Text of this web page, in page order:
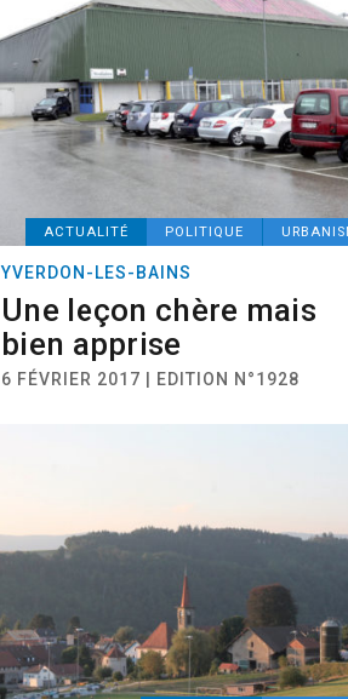
ACTUALITÉ POLITIQUE
YVERDON-LES-BAINS
Une leçon chère mais
bien apprise
6 FÉVRIER 2017 | EDITION N°1928